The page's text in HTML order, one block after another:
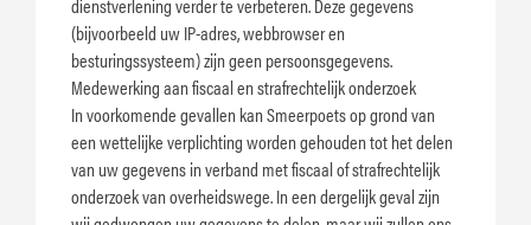
dienstverlening verder te verbeteren. Deze gegevens
(bijvoorbeeld uw IP-adres, webbrowser en
besturingssysteem) zijn geen persoonsgegevens.
Medewerking aan fiscaal en strafrechtelijk onderzoek
In voorkomende gevallen kan Smeerpoets op grond van
een wettelijke verplichting worden gehouden tot het delen
van uw gegevens in verband met fiscaal of strafrechtelijk
onderzoek van overheidswege. In een dergelijk geval zijn